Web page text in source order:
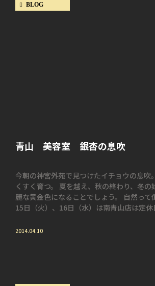
BLOG
青山 美容室 銀杏の息吹
今朝の神宮外苑で見つけたイチョウの息吹
くすく育つ。 夏を越え、秋の終わり、冬
麗な黄金色になることでしょう。 自然って
15日（火）、16日（水）は南青山店は定
2014.04.10